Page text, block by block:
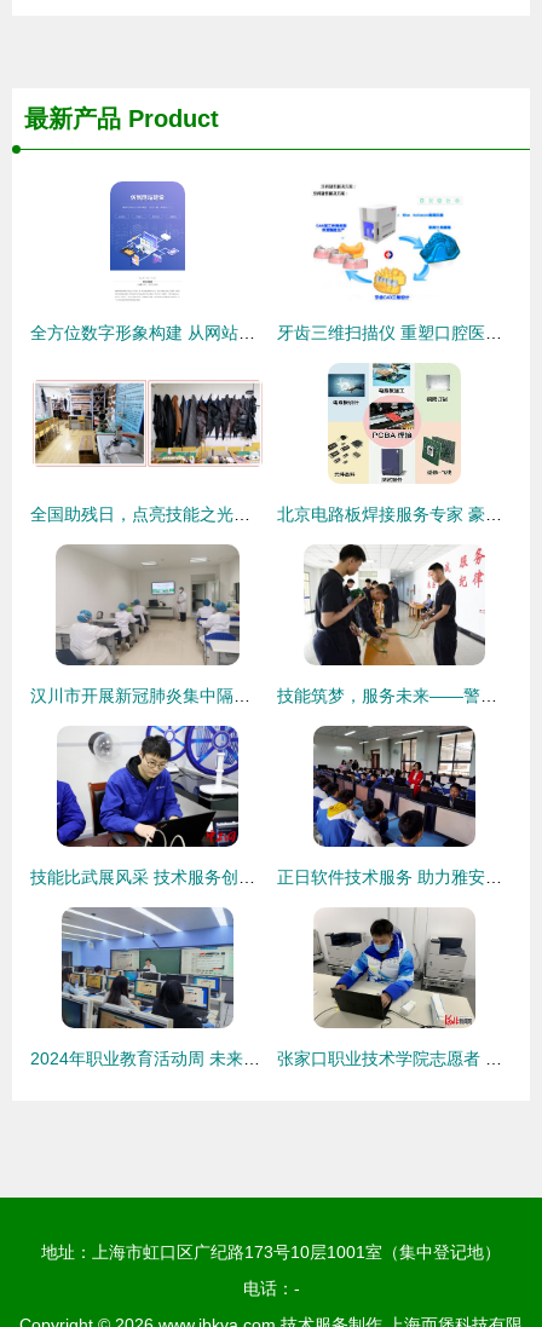
最新产品 Product
地址：上海市虹口区广纪路173号10层1001室（集中登记地）
电话：-